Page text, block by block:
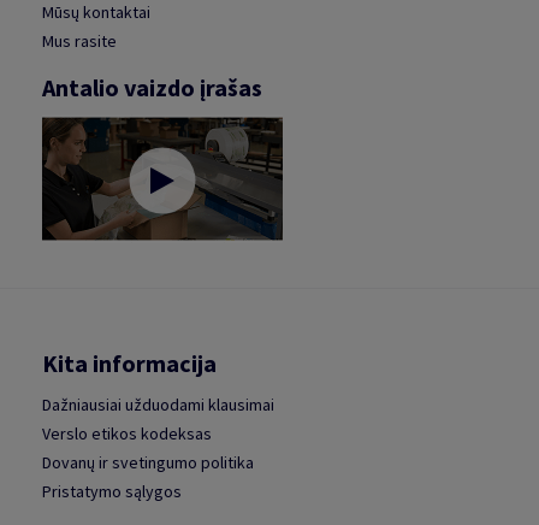
Mūsų kontaktai
Mus rasite
Antalio vaizdo įrašas
Kita informacija
Dažniausiai užduodami klausimai
Verslo etikos kodeksas
Dovanų ir svetingumo politika
Pristatymo sąlygos